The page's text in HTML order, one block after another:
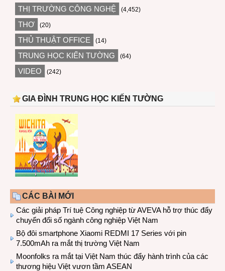
THỊ TRƯỜNG CÔNG NGHỆ (4,452)
THƠ (20)
THỦ THUẬT OFFICE (14)
TRUNG HỌC KIẾN TƯỜNG (64)
VIDEO (242)
GIA ĐÌNH TRUNG HỌC KIẾN TƯỜNG
CÁC BÀI MỚI
Các giải pháp Trí tuệ Công nghiệp từ AVEVA hỗ trợ thúc đẩy
chuyển đổi số ngành công nghiệp Việt Nam
Bộ đôi smartphone Xiaomi REDMI 17 Series với pin
7.500mAh ra mắt thị trường Việt Nam
Moonfolks ra mắt tại Việt Nam thúc đẩy hành trình của các
thương hiệu Việt vươn tầm ASEAN